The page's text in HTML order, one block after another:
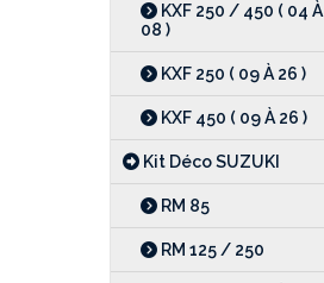
KXF 250 / 450 ( 04 À
08 )
KXF 250 ( 09 À 26 )
KXF 450 ( 09 À 26 )
Kit Déco SUZUKI
RM 85
RM 125 / 250